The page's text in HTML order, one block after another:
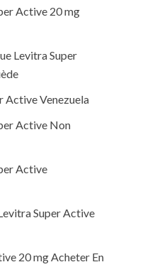
Active 20 mg
Levitra Super
Active Venezuela
Active Non
Active
Super Active
20 mg Acheter En